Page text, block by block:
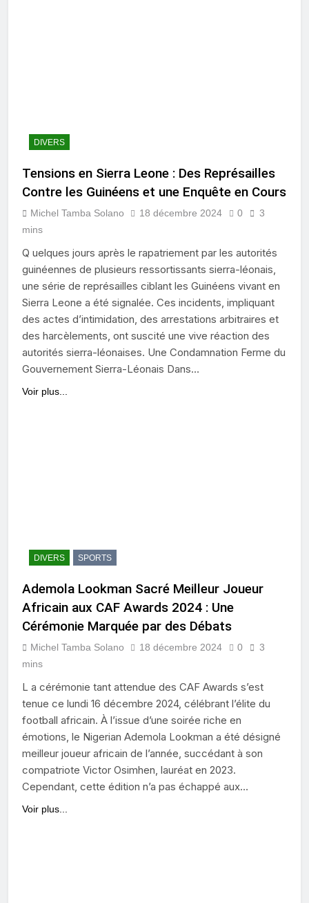
DIVERS
Tensions en Sierra Leone : Des Représailles
Contre les Guinéens et une Enquête en Cours
Michel Tamba Solano 18 décembre 2024 0
3
mins
Q uelques jours après le rapatriement par les autorités
guinéennes de plusieurs ressortissants sierra-léonais,
une série de représailles ciblant les Guinéens vivant en
Sierra Leone a été signalée. Ces incidents, impliquant
des actes d’intimidation, des arrestations arbitraires et
des harcèlements, ont suscité une vive réaction des
autorités sierra-léonaises. Une Condamnation Ferme du
Gouvernement Sierra-Léonais Dans…
Voir plus...
DIVERS SPORTS
Ademola Lookman Sacré Meilleur Joueur
Africain aux CAF Awards 2024 : Une
Cérémonie Marquée par des Débats
Michel Tamba Solano 18 décembre 2024 0
3
mins
L a cérémonie tant attendue des CAF Awards s’est
tenue ce lundi 16 décembre 2024, célébrant l’élite du
football africain. À l’issue d’une soirée riche en
émotions, le Nigerian Ademola Lookman a été désigné
meilleur joueur africain de l’année, succédant à son
compatriote Victor Osimhen, lauréat en 2023.
Cependant, cette édition n’a pas échappé aux…
Voir plus...